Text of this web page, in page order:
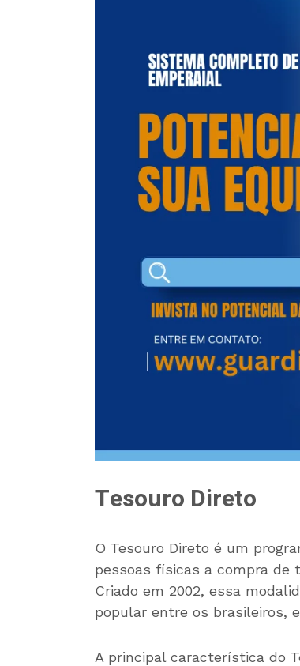
Tesouro Direto
O Tesouro Direto é um
pessoas físicas a compra de
Criado em 2002, essa
popular entre os brasileiros,
A principal característica do